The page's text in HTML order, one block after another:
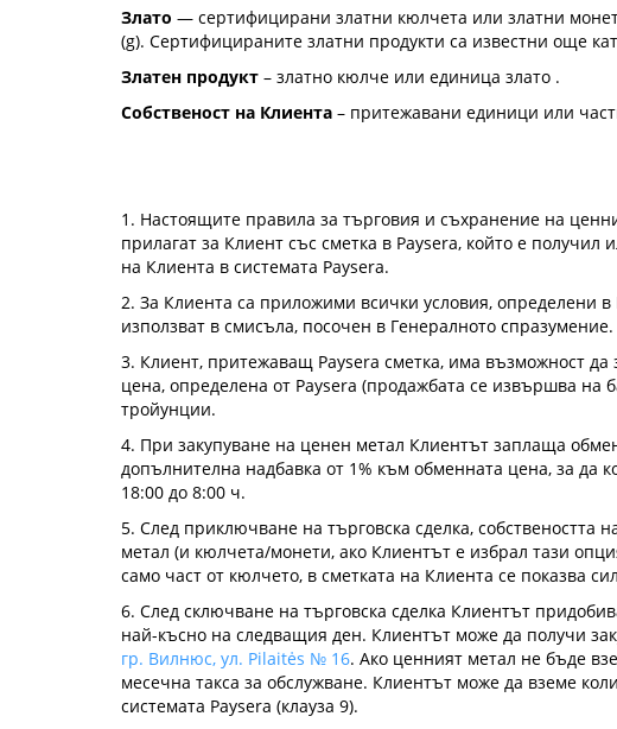
Злато — сертифицирани златни кюлчета или златни
(g). Сертифицираните златни продукти са известни още
Златен продукт – златно кюлче или единица злато .
Собственост на Клиента – притежавани единици или
1. Настоящите правила за търговия и съхранение на
прилагат за Клиент със сметка в Paysera, който е
на Клиента в системата Paysera.
2. За Клиента са приложими всички условия, определени
използват в смисъла, посочен в Генералното спразумение.
3. Клиент, притежаващ Paysera сметка, има възможност да
цена, определена от Paysera (продажбата се извършва на
тройунции.
4. При закупуване на ценен метал Клиентът заплаща
допълнителна надбавка от 1% към обменната цена, за да
18:00 до 8:00 ч.
5. След приключване на търговска сделка, собствеността
метал (и кюлчета/монети, ако Клиентът е избрал тази
само част от кюлчето, в сметката на Клиента се показва
6. След сключване на търговска сделка Клиентът
най-късно на следващия ден. Клиентът може да получи
гр. Вилнюс, ул. Pilaitės № 16. Ако ценният метал не бъде
месечна такса за обслужване. Клиентът може да вземе
системата Paysera (клауза 9).